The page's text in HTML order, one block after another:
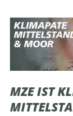
Der Eintrag
MZE IST